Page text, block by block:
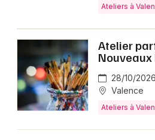
Ateliers à
Atelier
28/10/
Valence
Ateliers à